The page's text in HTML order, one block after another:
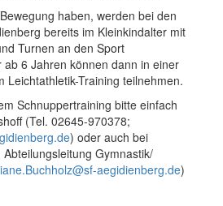
haben, werden bei den
bereits im Kleinkindalter mit
Turnen an den Sport
ab 6 Jahren können dann in einer
Leichtathletik-Training teilnehmen.
Schnuppertraining bitte einfach
(Tel. 02645-970378;
) oder auch bei
Gymnastik/
aegidienberg.de)